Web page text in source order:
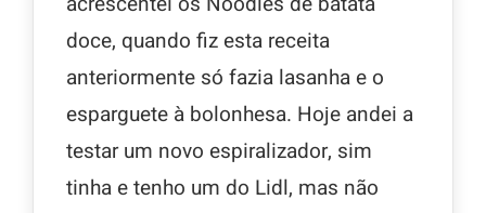
doce, quando fiz esta receita
anteriormente só fazia lasanha e o
esparguete à bolonhesa. Hoje andei a
testar um novo espiralizador, sim
tinha e tenho um do Lidl, mas não